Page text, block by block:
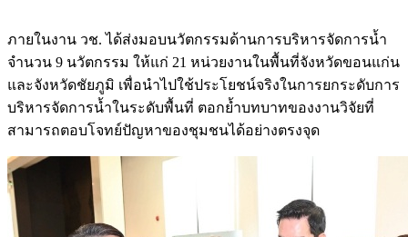
ภายในงาน วช. ได้ส่งมอบนวัตกรรมด้านการบริหารจัดการน้ำ
จำนวน 9 นวัตกรรม ให้แก่ 21 หน่วยงานในพื้นที่จังหวัดขอนแก่น
และจังหวัดชัยภูมิ เพื่อนำไปใช้ประโยชน์จริงในการยกระดับการ
บริหารจัดการน้ำในระดับพื้นที่ ตอกย้ำบทบาทของงานวิจัยที่
สามารถตอบโจทย์ปัญหาของชุมชนได้อย่างตรงจุด